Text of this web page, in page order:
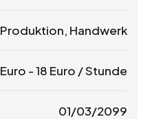
Produktion, Handwerk
Euro -18 Euro / Stunde
01/03/2099